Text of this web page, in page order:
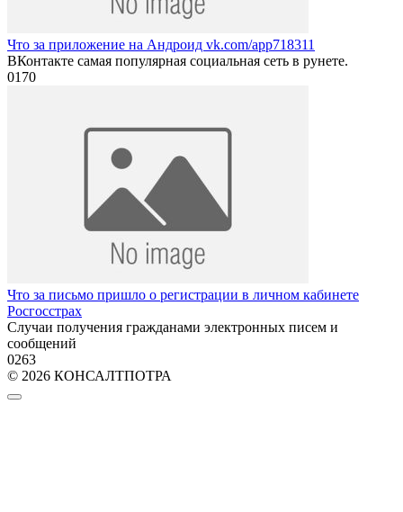
Что за приложение на Андроид vk.com/app718311
ВКонтакте самая популярная социальная сеть в рунете.
0170
Что за письмо пришло о регистрации в личном кабинете
Росгосстрах
Случаи получения гражданами электронных писем и
сообщений
0263
© 2026 КОНСАЛТПОТРА